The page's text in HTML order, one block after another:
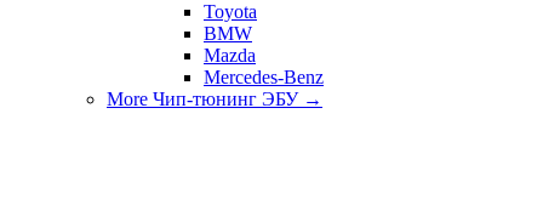
Toyota
BMW
Mazda
Mercedes-Benz
More Чип-тюнинг ЭБУ →